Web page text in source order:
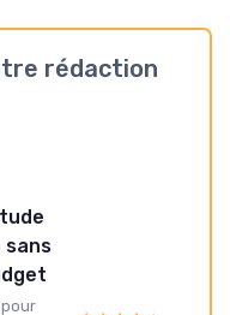
rédaction
sans